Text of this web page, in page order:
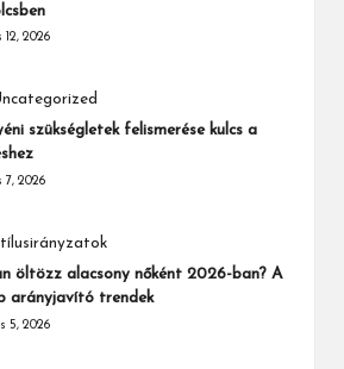
12, 2026
szükségletek felismerése kulcs a
7, 2026
öltözz alacsony nőként 2026-ban? A
arányjavító trendek
5, 2026